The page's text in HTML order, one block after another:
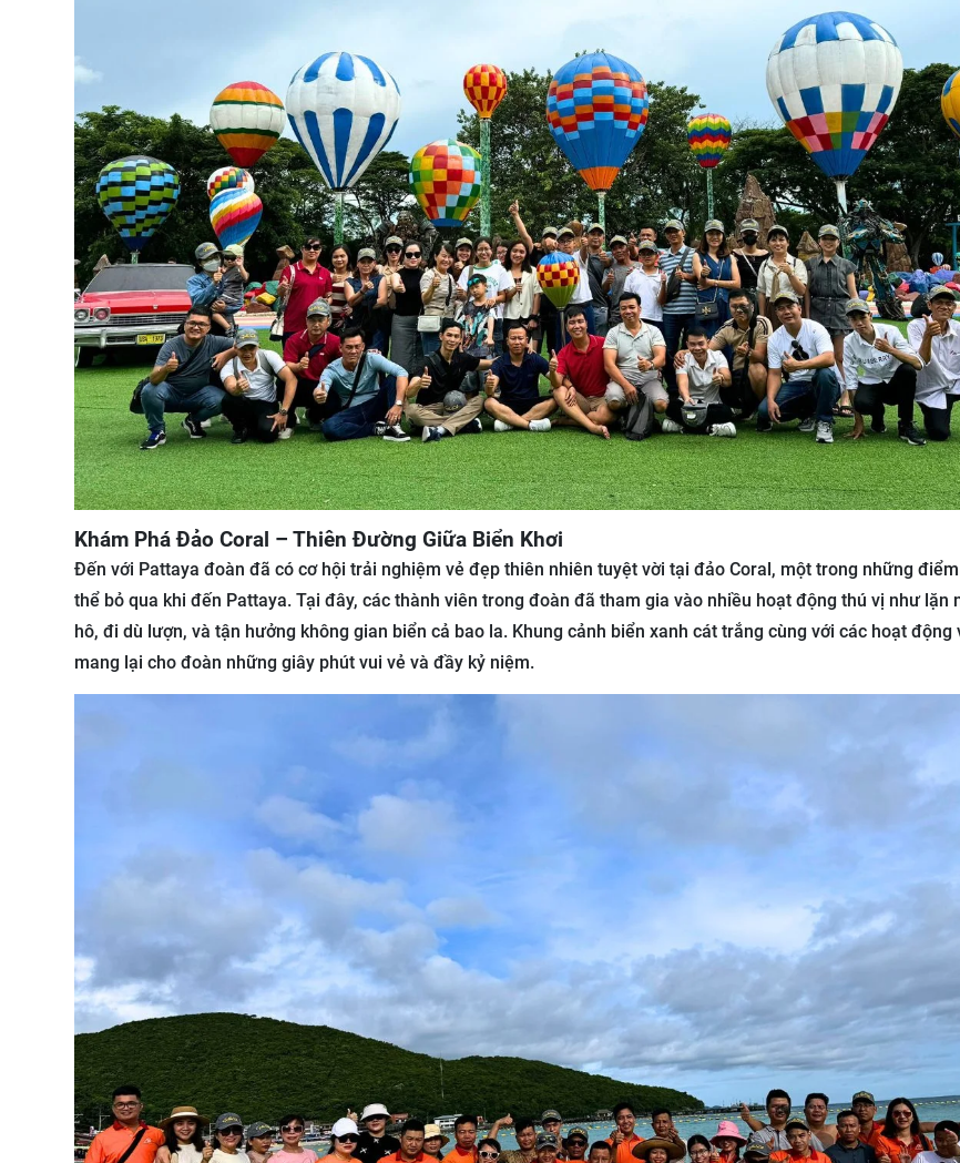
Khám Phá Đảo Coral – Thiên Đường Giữa Biển Khơi
Đến với Pattaya đoàn đã có cơ hội trải nghiệm vẻ đẹp thiên nhiên tuyệt vời tại đảo Coral, một trong những
thể bỏ qua khi đến Pattaya. Tại đây, các thành viên trong đoàn đã tham gia vào nhiều hoạt động thú vị như lặn
hô, đi dù lượn, và tận hưởng không gian biển cả bao la. Khung cảnh biển xanh cát trắng cùng với các hoạt động
mang lại cho đoàn những giây phút vui vẻ và đầy kỷ niệm.